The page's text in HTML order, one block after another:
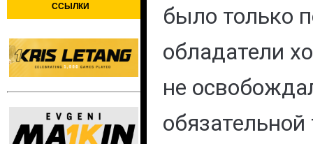
ССЫЛКИ
было только
обладатели
не
обязательной